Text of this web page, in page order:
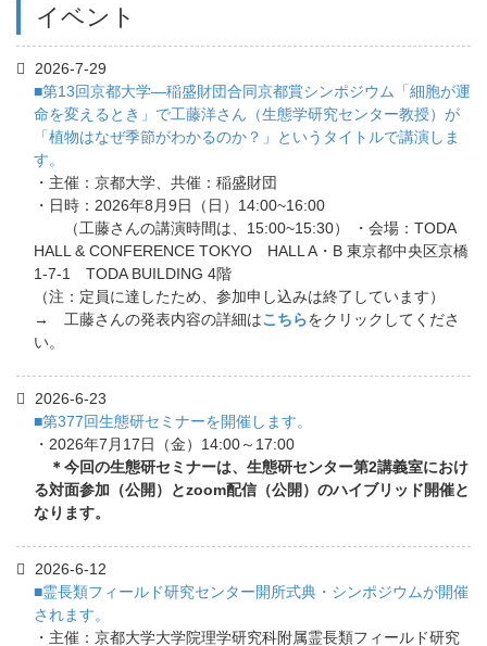
イベント
2026-7-29
■第13回京都大学―稲盛財団合同京都賞シンポジウム「細胞が運
命を変えるとき」で工藤洋さん（生態学研究センター教授）が
「植物はなぜ季節がわかるのか？」というタイトルで講演しま
す。
・主催：京都大学、共催：稲盛財団
・日時：2026年8月9日（日）14:00~16:00
（工藤さんの講演時間は、15:00~15:30） ・会場：TODA
HALL & CONFERENCE TOKYO HALL A・B 東京都中央区京橋
1-7-1 TODA BUILDING 4階
（注：定員に達したため、参加申し込みは終了しています）
→ 工藤さんの発表内容の詳細は こちらをクリックしてくださ
い。
2026-6-23
■第377回生態研セミナーを開催します。
・2026年7月17日（金）14:00～17:00
＊今回の生態研セミナーは、生態研センター第2講義室におけ
る対面参加（公開）とzoom配信（公開）のハイブリッド開催と
なります。
2026-6-12
■霊長類フィールド研究センター開所式典・シンポジウムが開催
されます。
・主催：京都大学大学院理学研究科附属霊長類フィールド研究